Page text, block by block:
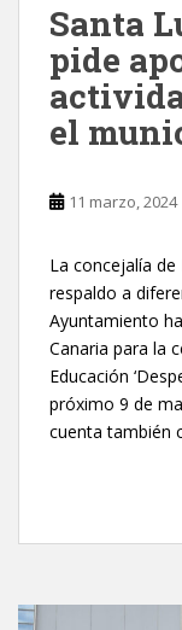
Santa
pide
el
11 marzo, 2024
La concejalía
respaldo a
Ayuntamiento
Canaria para la
Educación
próximo 9 de
cuenta también